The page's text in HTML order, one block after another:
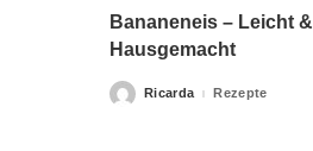
Bananeneis – Leicht &
Hausgemacht
PostedRicarda Rezepte